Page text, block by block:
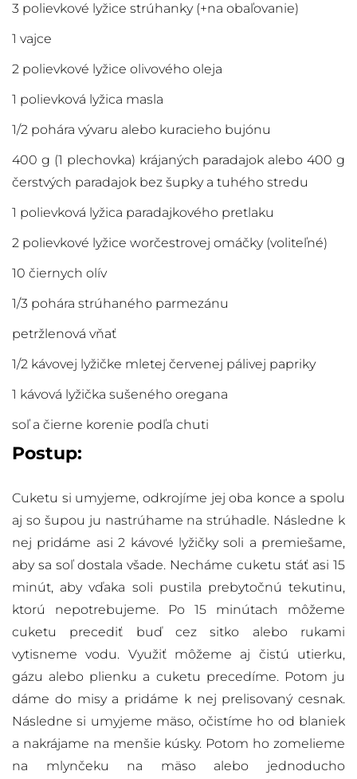
3 polievkové lyžice strúhanky (+na obaľovanie)
1 vajce
2 polievkové lyžice olivového oleja
1 polievková lyžica masla
1/2 pohára vývaru alebo kuracieho bujónu
400 g (1 plechovka) krájaných paradajok alebo 400 g
čerstvých paradajok bez šupky a tuhého stredu
1 polievková lyžica paradajkového pretlaku
2 polievkové lyžice worčestrovej omáčky (voliteľné)
10 čiernych olív
1/3 pohára strúhaného parmezánu
petržlenová vňať
1/2 kávovej lyžičke mletej červenej pálivej papriky
1 kávová lyžička sušeného oregana
soľ a čierne korenie podľa chuti
Postup:
Cuketu si umyjeme, odkrojíme jej oba konce a spolu
aj so šupou ju nastrúhame na strúhadle. Následne k
nej pridáme asi 2 kávové lyžičky soli a premiešame,
aby sa soľ dostala všade. Necháme cuketu stáť asi 15
minút, aby vďaka soli pustila prebytočnú tekutinu,
ktorú nepotrebujeme. Po 15 minútach môžeme
cuketu precediť buď cez sitko alebo rukami
vytisneme vodu. Využiť môžeme aj čistú utierku,
gázu alebo plienku a cuketu precedíme. Potom ju
dáme do misy a pridáme k nej prelisovaný cesnak.
Následne si umyjeme mäso, očistíme ho od blaniek
a nakrájame na menšie kúsky. Potom ho zomelieme
na mlynčeku na mäso alebo jednoducho